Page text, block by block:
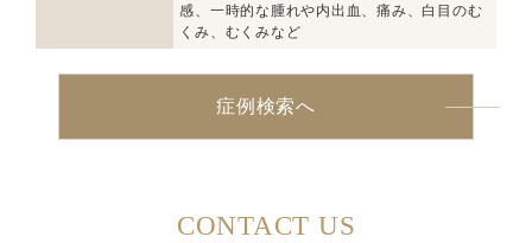
感、一時的な腫れや内出血、痛み、白目のむ
くみ、むくみなど
症例検索へ
CONTACT US